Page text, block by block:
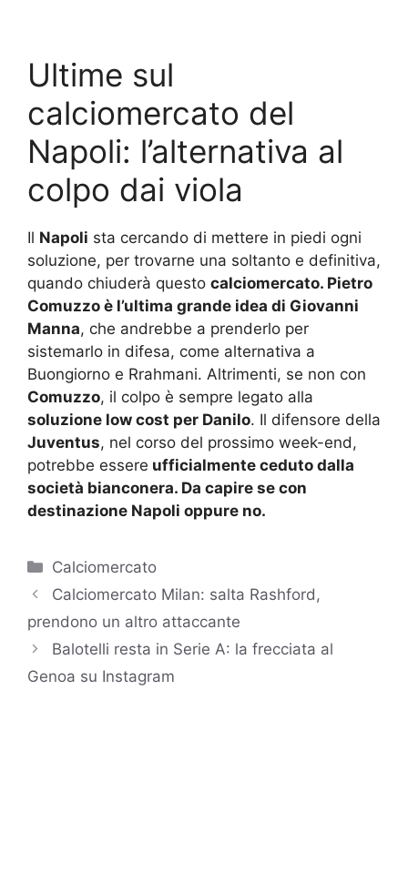
Ultime sul
calciomercato del
Napoli: l’alternativa al
colpo dai viola
Il Napoli sta cercando di mettere in piedi ogni
soluzione, per trovarne una soltanto e definitiva,
quando chiuderà questo calciomercato. Pietro
Comuzzo è l’ultima grande idea di Giovanni
Manna, che andrebbe a prenderlo per
sistemarlo in difesa, come alternativa a
Buongiorno e Rrahmani. Altrimenti, se non con
Comuzzo, il colpo è sempre legato alla
soluzione low cost per Danilo. Il difensore della
Juventus, nel corso del prossimo week-end,
potrebbe essere ufficialmente ceduto dalla
società bianconera. Da capire se con
destinazione Napoli oppure no.
Categorie
Calciomercato
Calciomercato Milan: salta Rashford,
prendono un altro attaccante
Balotelli resta in Serie A: la frecciata al
Genoa su Instagram